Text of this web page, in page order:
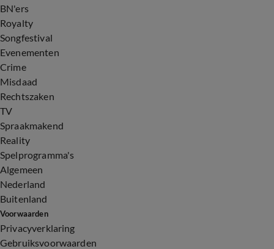
BN'ers
Royalty
Songfestival
Evenementen
Crime
Misdaad
Rechtszaken
TV
Spraakmakend
Reality
Spelprogramma's
Algemeen
Nederland
Buitenland
Voorwaarden
Privacyverklaring
Gebruiksvoorwaarden